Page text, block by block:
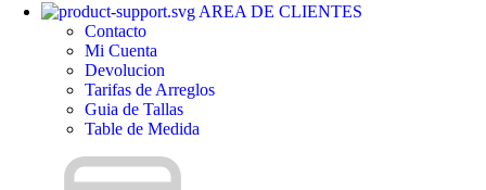
AREA DE CLIENTES
Contacto
Mi Cuenta
Devolucion
Tarifas de Arreglos
Guia de Tallas
Table de Medida